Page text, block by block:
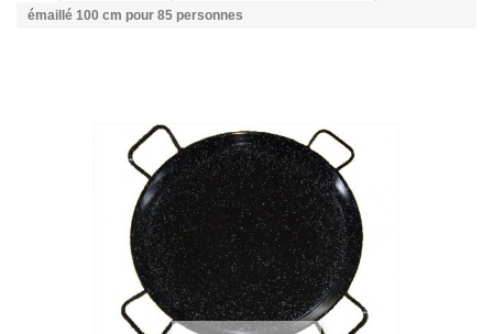
émaillé 100 cm pour 85 personnes